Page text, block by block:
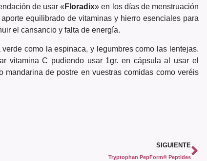
de usar « Floradix» en los días de menstruación
equilibrado de vitaminas y hierro esenciales para
el cansancio y falta de energía.
como la espinaca, y legumbres como las lentejas.
vitamina C pudiendo usar 1gr. en cápsula al usar el
de postre en vuestras comidas como veréis
SIGUIENTE
Tryptophan PepForm® Peptides